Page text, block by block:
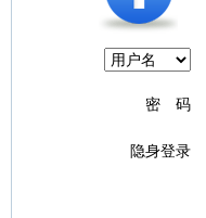
密 码
隐身登录